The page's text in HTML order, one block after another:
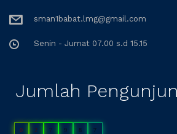
sman1babat.lmg@gmail.com
Senin - Jumat 07.00 s.d 15.15
Jumlah
0 2 7 9 8 7